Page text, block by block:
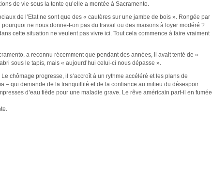
de vie sous la tente qu’elle a montée à Sacramento.
de l’Etat ne sont que des « cautères sur une jambe de bois ». Rongée par
pourquoi ne nous donne-t-on pas du travail ou des maisons à loyer modéré ?
cette situation ne veulent pas vivre ici. Tout cela commence à faire vraiment
a reconnu récemment que pendant des années, il avait tenté de «
sous le tapis, mais « aujourd’hui celui-ci nous dépasse ».
chômage progresse, il s’accroît à un rythme accéléré et les plans de
– qui demande de la tranquillité et de la confiance au milieu du désespoir
d’eau tiède pour une maladie grave. Le rêve américain part-il en fumée